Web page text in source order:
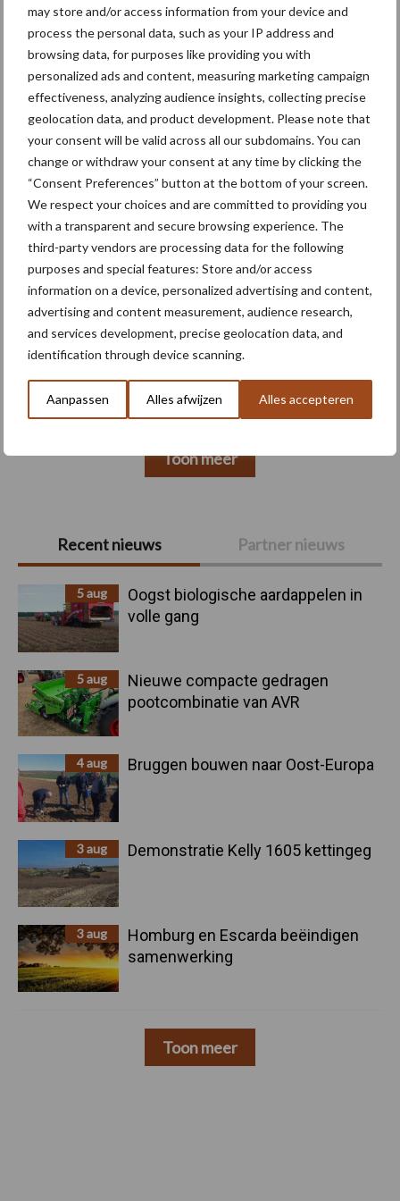
may store and/or access information from your device and
process the personal data, such as your IP address and
browsing data, for purposes like providing you with
personalized ads and content, measuring marketing campaign
effectiveness, analyzing audience insights, collecting precise
geolocation data, and product development. Please note that
your consent will be valid across all our subdomains. You can
change or withdraw your consent at any time by clicking the
“Consent Preferences” button at the bottom of your screen.
We respect your choices and are committed to providing you
with a transparent and secure browsing experience. The
third-party vendors are processing data for the following
purposes and special features: Store and/or access
information on a device, personalized advertising and content,
advertising and content measurement, audience research,
and services development, precise geolocation data, and
identification through device scanning.
Aanpassen Alles afwijzen Alles accepteren
Primaire
Sidebar
Recent nieuws Partner nieuws
5 aug
Oogst biologische aardappelen in
volle gang
5 aug
Nieuwe compacte gedragen
pootcombinatie van AVR
4 aug Bruggen bouwen naar Oost-Europa
3 aug Demonstratie Kelly 1605 kettingeg
3 aug
Homburg en Escarda beëindigen
samenwerking
Toon meer
Bruggen bouwen naar Oost-
Europa
Themapagina's
Machines Duurzaamheid
Kunstmeststrooier Pootmachine
Toon meer